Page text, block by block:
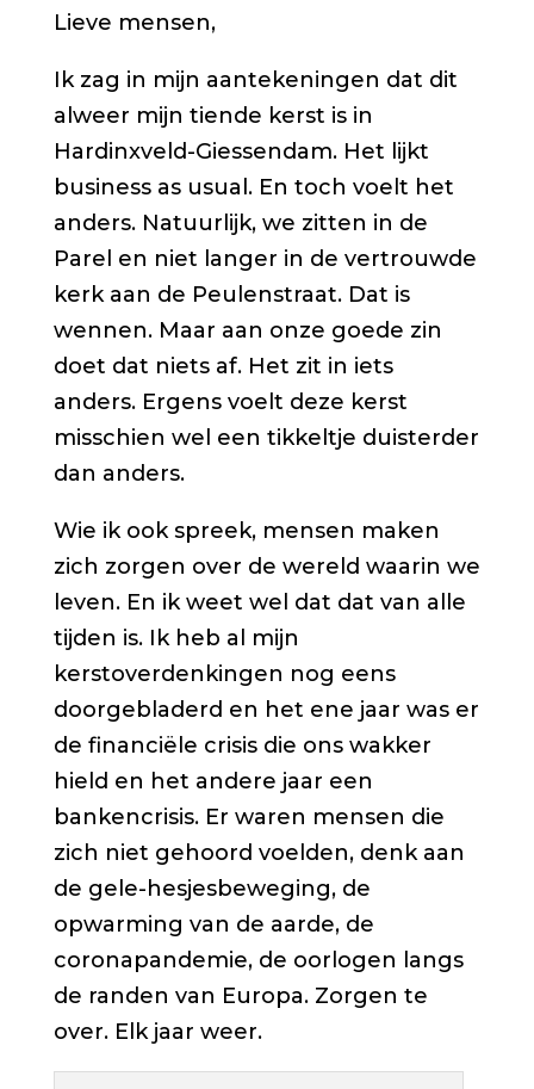
Lieve mensen,
Ik zag in mijn aantekeningen dat dit
alweer mijn tiende kerst is in
Hardinxveld-Giessendam. Het lijkt
business as usual . En toch voelt het
anders. Natuurlijk, we zitten in de
Parel en niet langer in de vertrouwde
kerk aan de Peulenstraat. Dat is
wennen. Maar aan onze goede zin
doet dat niets af. Het zit in iets
anders. Ergens voelt deze kerst
misschien wel een tikkeltje duisterder
dan anders.
Wie ik ook spreek, mensen maken
zich zorgen over de wereld waarin we
leven. En ik weet wel dat dat van alle
tijden is. Ik heb al mijn
kerstoverdenkingen nog eens
doorgebladerd en het ene jaar was er
de financiële crisis die ons wakker
hield en het andere jaar een
bankencrisis. Er waren mensen die
zich niet gehoord voelden, denk aan
de gele-hesjesbeweging, de
opwarming van de aarde, de
coronapandemie, de oorlogen langs
de randen van Europa. Zorgen te
over. Elk jaar weer.